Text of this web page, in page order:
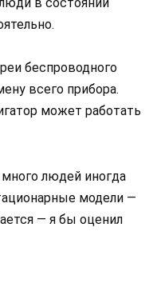
беспроводного
всего прибора.
может работать
людей иногда
модели —
— я бы оценил